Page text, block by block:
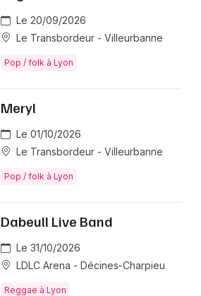
Le 20/09/2026
Le Transbordeur - Villeurbanne
Pop / folk à Lyon
Meryl
Le 01/10/2026
Le Transbordeur - Villeurbanne
Pop / folk à Lyon
Dabeull Live Band
Le 31/10/2026
LDLC Arena - Décines-Charpieu
Reggae à Lyon